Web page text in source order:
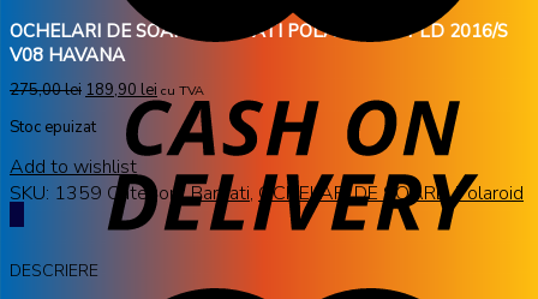
OCHELARI DE SOARE BARBATI POLAROID15 PLD 2016/S
V08 HAVANA
275,00lei 189,90 lei cu TVA
Stoc epuizat
Add to wishlist
SKU: 1359 Categorii:Barbati, OCHELARI DE SOARE ,Polaroid
DESCRIERE